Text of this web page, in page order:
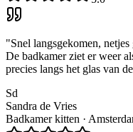
"Snel langsgekomen,
De badkamer ziet er weer
precies langs het glas van
Sd
Sandra de Vries
Badkamer kitten ·